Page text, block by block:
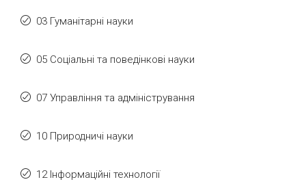
03 Гуманітарні науки
05 Соціальні та поведінкові науки
07 Управління та адміністрування
10 Природничі науки
12 Інформаційні технології